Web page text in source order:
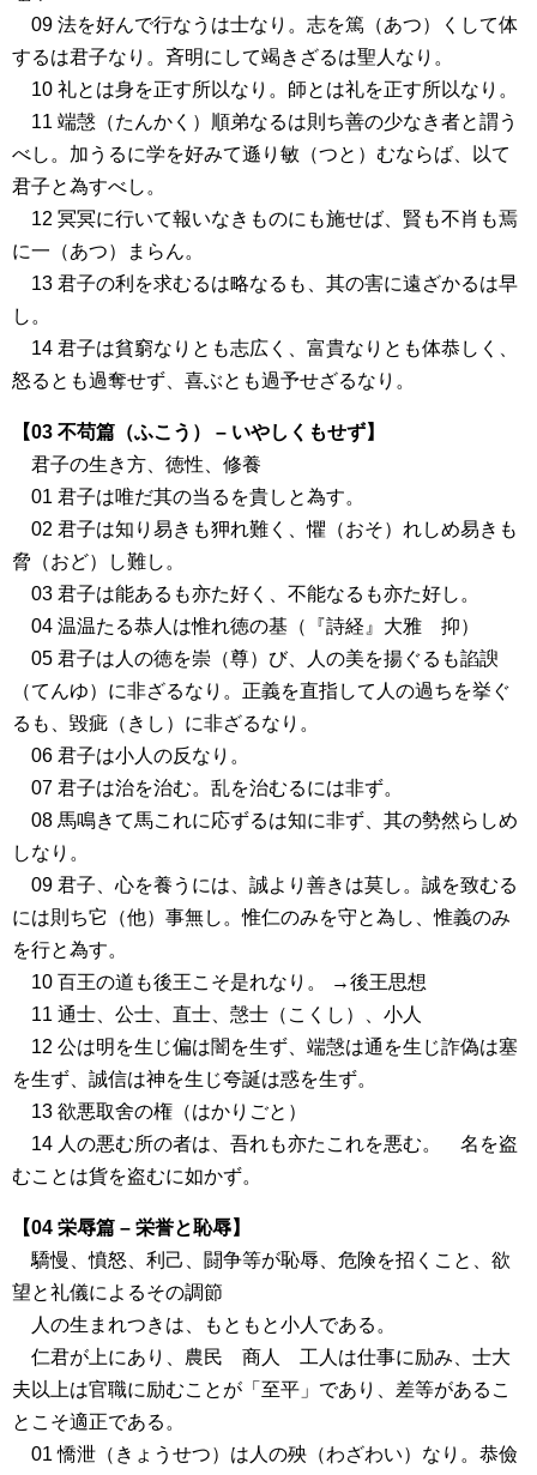
09 法を好んで行なうは士なり。志を篤（あつ）くして体
するは君子なり。斉明にして竭きざるは聖人なり。
10 礼とは身を正す所以なり。師とは礼を正す所以なり。
11 端愨（たんかく）順弟なるは則ち善の少なき者と謂う
べし。加うるに学を好みて遜り敏（つと）むならば、以て
君子と為すべし。
12 冥冥に行いて報いなきものにも施せば、賢も不肖も焉
に一（あつ）まらん。
13 君子の利を求むるは略なるも、其の害に遠ざかるは早
し。
14 君子は貧窮なりとも志広く、富貴なりとも体恭しく、
怒るとも過奪せず、喜ぶとも過予せざるなり。
【03 不苟篇（ふこう） – いやしくもせず】
君子の生き方、徳性、修養
01 君子は唯だ其の当るを貴しと為す。
02 君子は知り易きも狎れ難く、懼（おそ）れしめ易きも
脅（おど）し難し。
03 君子は能あるも亦た好く、不能なるも亦た好し。
04 温温たる恭人は惟れ徳の基（『詩経』大雅 抑）
05 君子は人の徳を崇（尊）び、人の美を揚ぐるも諂諛
（てんゆ）に非ざるなり。正義を直指して人の過ちを挙ぐ
るも、毀疵（きし）に非ざるなり。
06 君子は小人の反なり。
07 君子は治を治む。乱を治むるには非ず。
08 馬鳴きて馬これに応ずるは知に非ず、其の勢然らしめ
しなり。
09 君子、心を養うには、誠より善きは莫し。誠を致むる
には則ち它（他）事無し。惟仁のみを守と為し、惟義のみ
を行と為す。
10 百王の道も後王こそ是れなり。 →後王思想
11 通士、公士、直士、愨士（こくし）、小人
12 公は明を生じ偏は闇を生ず、端愨は通を生じ詐偽は塞
を生ず、誠信は神を生じ夸誕は惑を生ず。
13 欲悪取舍の権（はかりごと）
14 人の悪む所の者は、吾れも亦たこれを悪む。 名を盗
むことは貨を盗むに如かず。
【04 栄辱篇 – 栄誉と恥辱】
驕慢、憤怒、利己、闘争等が恥辱、危険を招くこと、欲
望と礼儀によるその調節
人の生まれつきは、もともと小人である。
仁君が上にあり、農民 商人 工人は仕事に励み、士大
夫以上は官職に励むことが「至平」であり、差等があるこ
とこそ適正である。
01 憍泄（きょうせつ）は人の殃（わざわい）なり。恭儉